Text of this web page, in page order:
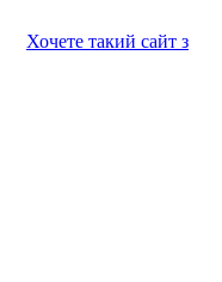
Хочете такий сайт з